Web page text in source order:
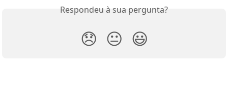
Respondeu à sua pergunta?
😞 😐 😃